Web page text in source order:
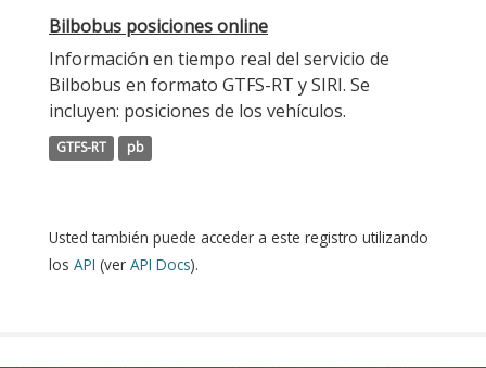
Bilbobus posiciones online
Información en tiempo real del servicio de
Bilbobus en formato GTFS-RT y SIRI. Se
incluyen: posiciones de los vehículos.
GTFS-RT pb
Usted también puede acceder a este registro utilizando
los API (ver API Docs).